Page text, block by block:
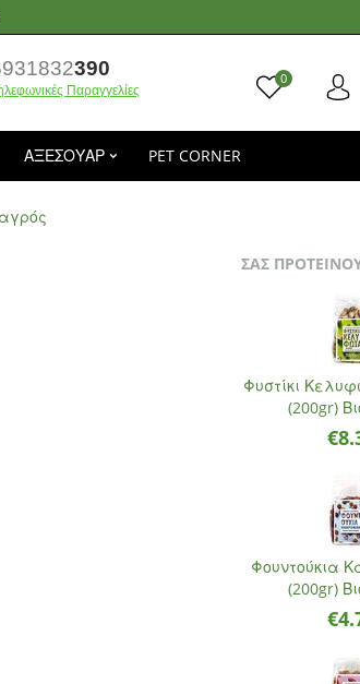
390
Παραγγελίες
0
ΑΞΕΣΟΥΑΡ PET CORNER
ΣΑΣ
Φυστίκι
(200gr)
€
Φουντούκια
(200gr)
€